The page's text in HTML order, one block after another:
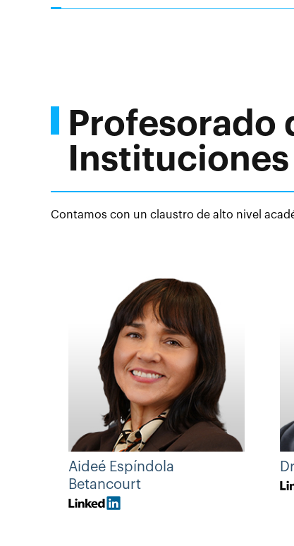
Profesorado
Contamos con un claustro de alto nivel
Aideé Espíndola
Betancourt